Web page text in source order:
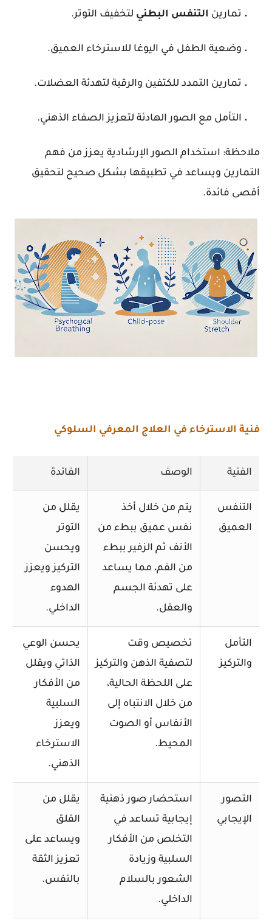
. تمارين التنفس البطني لتخفيف التوتر.
. وضعية الطفل في اليوغا للاسترخاء العميق.
. تمارين التمدد للكتفين والرقبة لتهدئة العضلات.
. التأمل مع الصور الهادئة لتعزيز الصفاء الذهني.
ملاحظة: استخدام الصور الإرشادية يعزز من فهم
التمارين ويساعد في تطبيقها بشكل صحيح لتحقيق
أقصى فائدة.
فنية الاسترخاء في العلاج المعرفي السلوكي
الفنية الوصف الفائدة
التنفس
العميق
يتم من خلال أخذ
نفس عميق ببطء من
الأنف ثم الزفير ببطء
من الفم، مما يساعد
على تهدئة الجسم
والعقل.
يقلل من
التوتر
ويحسن
التركيز ويعزز
الهدوء
الداخلي.
التأمل
والتركيز
تخصيص وقت
لتصفية الذهن والتركيز
على اللحظة الحالية،
من خلال الانتباه إلى
الأنفاس أو الصوت
المحيط.
يحسن الوعي
الذاتي ويقلل
من الأفكار
السلبية
ويعزز
الاسترخاء
الذهني.
التصور
الإيجابي
استحضار صور ذهنية
إيجابية تساعد في
التخلص من الأفكار
السلبية وزيادة
الشعور بالسلام
الداخلي.
يقلل من
القلق
ويساعد على
تعزيز الثقة
بالنفس.